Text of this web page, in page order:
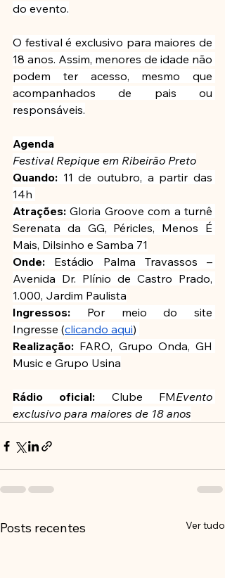
do evento.
O festival é exclusivo para maiores de
18 anos. Assim, menores de idade não
podem ter acesso, mesmo que
acompanhados de pais ou
responsáveis.
Agenda
Festival Repique em Ribeirão Preto
Quando: 11 de outubro, a partir das
14h
Atrações: Gloria Groove com a turnê
Serenata da GG, Péricles, Menos É
Mais, Dilsinho e Samba 71
Onde: Estádio Palma Travassos –
Avenida Dr. Plínio de Castro Prado,
1.000, Jardim Paulista
Ingressos: Por meio do site
Ingresse (clicando aqui)
Realização: FARO, Grupo Onda, GH
Music e Grupo Usina
Rádio oficial: Clube FMEvento
exclusivo para maiores de 18 anos
Posts recentes Ver tudo